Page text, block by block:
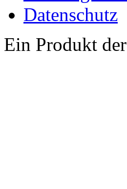
Datenschutz
Ein Produkt der